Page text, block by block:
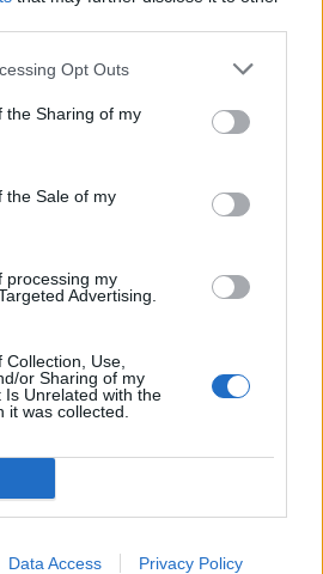
Opt Outs
the Sharing of my
the Sale of my
processing my
Advertising.
Use,
or Sharing of my
Is Unrelated with the
it was collected.
Data Access Privacy Policy
14-ият щат на САЩ, в
евтаназията
принуди Румъния
на въглищна